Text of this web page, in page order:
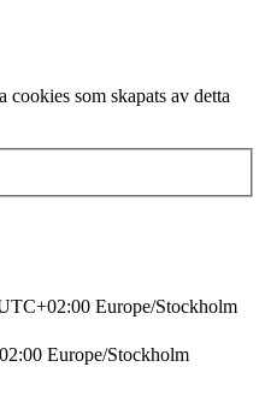
som skapats av detta
Europe/Stockholm
Europe/Stockholm